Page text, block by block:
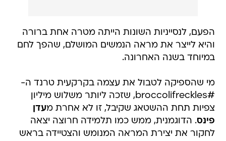
הפעם, לנסייניות השונות הייתה מטרה אחת ברורה
והיא לייצר את מראה הנמשים המושלם, שהפך לחם
במיוחד בשנה האחרונה.
מי שהספיקה לטבול את עצמה בקרקעית טרנד ה-
#broccolifreckles, שזכה ליותר משלוש מיליון
צפיות תחת ההשטאג שקיבל, זו לא אחרת מעדן
פינס. הדוגמנית, ממש כמו תלמידה חרוצה יצאה
לחקור את יצירת המראה המנומש והצטיידה בראש